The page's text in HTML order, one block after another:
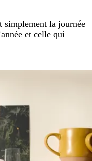
simplement la journée
et celle qui